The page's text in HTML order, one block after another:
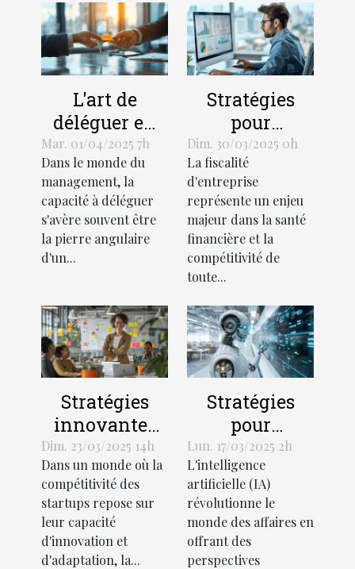
L'art de
déléguer en
management
les clés pour
un leadership
efficace et une
équipe
autonome
Mar. 01/04/2025 7h
Dans le monde du
management, la
capacité à déléguer
s'avère souvent être
la pierre angulaire
d'un...
Stratégies
pour
optimiser la
gestion fiscale
des
entreprises
Dim. 30/03/2025 0h
La fiscalité
d'entreprise
représente un enjeu
majeur dans la santé
financière et la
compétitivité de
toute...
Stratégies
innovantes
de gestion
d'équipe en
startup pour
stimuler la
croissance
Dim. 23/03/2025 14h
Dans un monde où la
compétitivité des
startups repose sur
leur capacité
d'innovation et
d'adaptation, la...
Stratégies
pour
optimiser
l'utilisation
de l'IA dans
les processus
d'affaires
Lun. 17/03/2025 2h
L'intelligence
artificielle (IA)
révolutionne le
monde des affaires en
offrant des
perspectives